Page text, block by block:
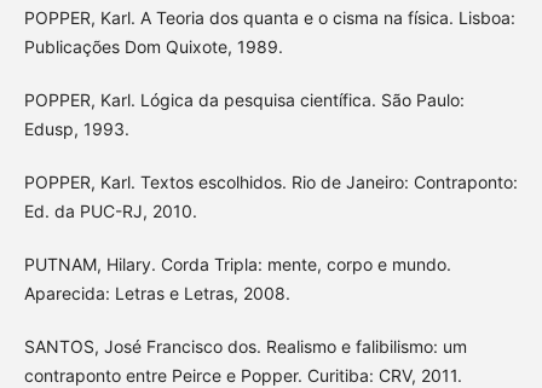
POPPER, Karl. A Teoria dos quanta e o cisma na física. Lisboa:
Publicações Dom Quixote, 1989.
POPPER, Karl. Lógica da pesquisa científica. São Paulo:
Edusp, 1993.
POPPER, Karl. Textos escolhidos. Rio de Janeiro: Contraponto:
Ed. da PUC-RJ, 2010.
PUTNAM, Hilary. Corda Tripla: mente, corpo e mundo.
Aparecida: Letras e Letras, 2008.
SANTOS, José Francisco dos. Realismo e falibilismo: um
contraponto entre Peirce e Popper. Curitiba: CRV, 2011.